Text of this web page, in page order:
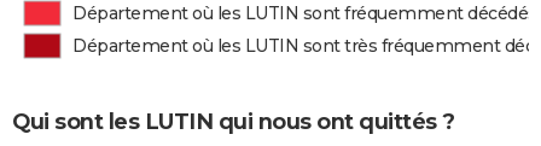
Département où les LUTIN sont fréquemment décédés
Département où les LUTIN sont très fréquemment
Qui sont les LUTIN qui nous ont quittés ?